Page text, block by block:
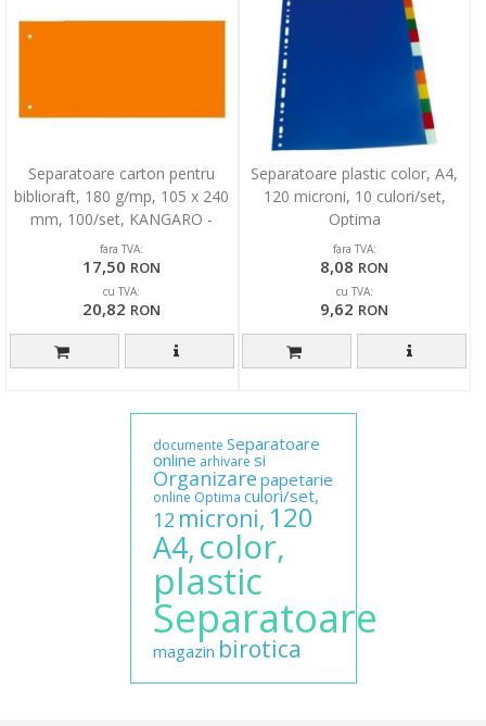
Separatoare carton pentru
biblioraft, 180 g/mp, 105 x 240
mm, 100/set, KANGARO -
orange
fara TVA:
17,50 RON
cu TVA:
20,82 RON
Separatoare plastic color, A4,
120 microni, 10 culori/set,
Optima
fara TVA:
8,08 RON
cu TVA:
9,62 RON
documente Separatoare
online arhivare si
Organizare papetarie
online Optima culori/set,
12 microni, 120
A4,color,
plastic
Separatoare
magazin birotica